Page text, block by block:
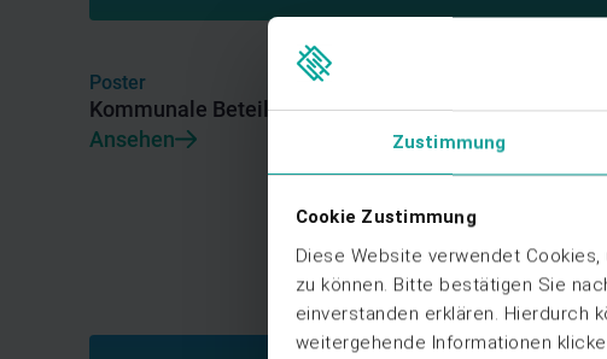
Zustimmung
Cookie Zustimmung
Diese Website verwendet
zu können. Bitte bestätigen Sie
einverstanden erklären. Hierdurch
weitergehende Informationen
Poster
Kommunale Beteiligung mit node.energy
Ansehen